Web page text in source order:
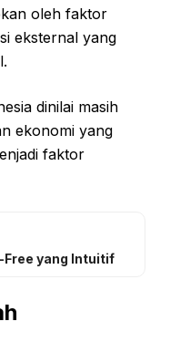
oleh faktor
eksternal yang
dinilai masih
ekonomi yang
faktor
Free yang Intuitif